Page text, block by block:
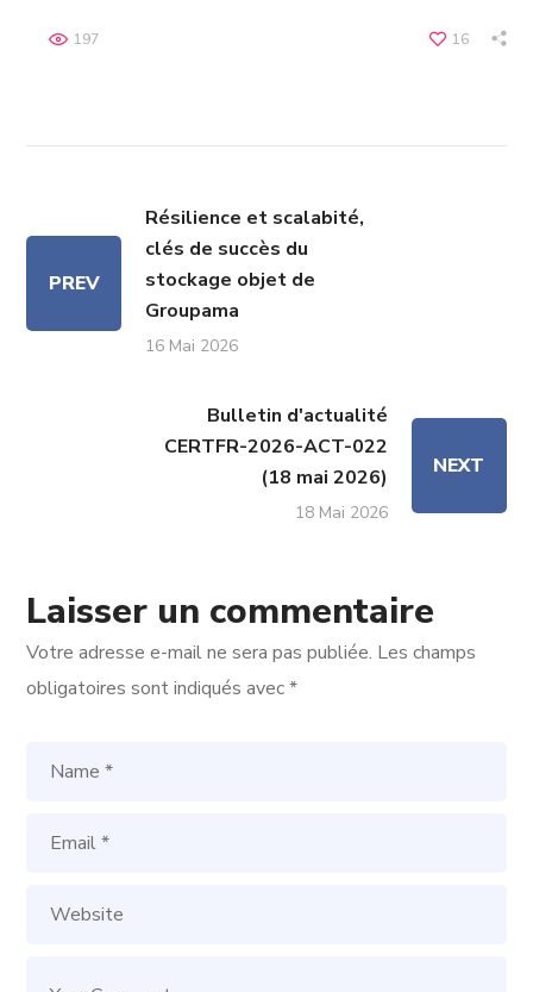
16
197
PREV
Résilience et scalabité,
clés de succès du
stockage objet de
Groupama
16 Mai 2026
Bulletin d'actualité
CERTFR-2026-ACT-022
(18 mai 2026)
18 Mai 2026
NEXT
Laisser un commentaire
Votre adresse e-mail ne sera pas publiée. Les champs
obligatoires sont indiqués avec*